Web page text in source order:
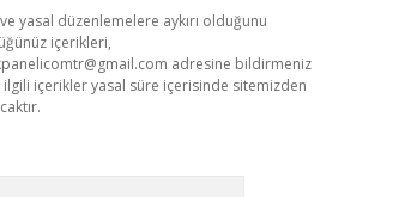
yasal düzenlemelere aykırı olduğunu
içerikleri,
adresine bildirmeniz
ilgili içerikler yasal süre içerisinde sitemizden